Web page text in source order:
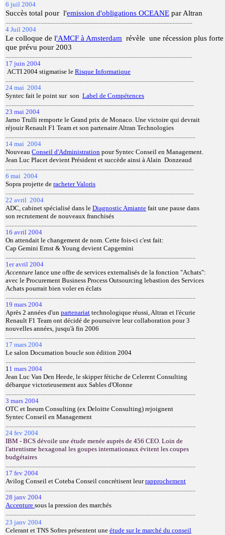
6 juil 2004
Succès total pour l'emission d'obligations OCEANE par Altran
............................................................................................................................
4 Juil 2004
Le colloque de l'AMCF à Amsterdam révèle une récession plus forte
que prévu pour 2003
............................................................................................................................
17 juin 2004
ACTI 2004 stigmatise le Risque Informatique
.............................................................................................................................
24 mai 2004
Syntec fait le point sur son Label de Compétences
.............................................................................................................................
23 mai 2004
Jarno Trulli remporte le Grand prix de Monaco. Une victoire qui devrait
réjouir Renault F1 Team et son partenaire Altran Technologies
..............................................................................................................................
14 mai 2004
Nouveau Conseil d'Administration pour Syntec Conseil en Management.
Jean Luc Placet devient Président et succède ainsi à Alain Donzeaud
.............................................................................................................................
6 mai 2004
Sopra projette de racheter Valoris
.............................................................................................................................
22 avril 2004
ADC, cabinet spécialisé dans le Diagnostic Amiante fait une pause dans
son recrutement de nouveaux franchisés
...............................................................................................................................
16 avril 2004
On attendait le changement de nom. Cette fois-ci c'est fait:
Cap Gemini Ernst & Young devient Capgemini
..............................................................................................................................
1er avril 2004
Accenture lance une offre de services externalisés de la fonction "Achats":
avec le Procurement Business Process Outsourcing lebastion des Services
Achats pourrait bien voler en éclats
..............................................................................................................................
19 mars 2004
Après 2 années d'un partenariat technologique réussi, Altran et l'écurie
Renault F1 Team ont décidé de poursuivre leur collaboration pour 3
nouvelles années, jusqu'à fin 2006
..............................................................................................................................
17 mars 2004
Le salon Documation boucle son édition 2004
..............................................................................................................................
11 mars 2004
Jean Luc Van Den Heede, le skipper fétiche de Celerent Consulting
débarque victorieusement aux Sables d'Olonne
..............................................................................................................................
3 mars 2004
OTC et Ineum Consulting (ex Deloitte Consulting) rejoignent
Syntec Conseil en Management
..............................................................................................................................
24 fev 2004
IBM - BCS dévoile une étude menée auprès de 456 CEO. Loin de
l'attentisme hexagonal les goupes internationaux évitent les coupes
budgétaires
..............................................................................................................................
17 fev 2004
Avilog Conseil et Coteba Conseil concrétisent leurrapprochement
..............................................................................................................................
28 janv 2004
Accenture sous la pression des marchés
..............................................................................................................................
23 janv 2004
Celerant et TNS Sofres présentent une étude sur le marché du conseil